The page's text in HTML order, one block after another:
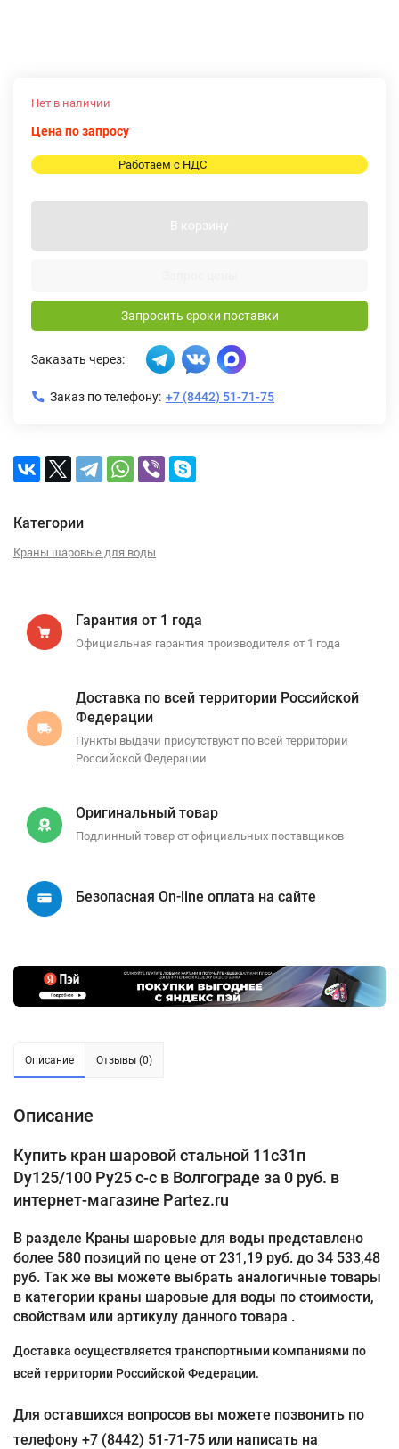
Нет в наличии
Цена по запросу
Работаем с НДС
В корзину
Запросить сроки поставки
Заказать через:
Заказ по телефону: +7 (8442) 51-71-75
Категории
Краны шаровые для воды
Гарантия от 1 года
Официальная гарантия производителя от 1 года
Доставка по всей территории Российской
Федерации
Пункты выдачи присутствуют по всей территории
Российской Федерации
Оригинальный товар
Подлинный товар от официальных поставщиков
Безопасная On-line оплата на сайте
Описание Отзывы (0)
Описание
Купить кран шаровой стальной 11с31п
Dу125/100 Pу25 с-с в Волгограде за 0 руб. в
интернет-магазине Partez.ru
В разделе Краны шаровые для воды представлено
более 580 позиций по цене от 231,19 руб. до 34 533,48
руб. Так же вы можете выбрать аналогичные товары
в категории краны шаровые для воды по стоимости,
свойствам или артикулу данного товара .
Доставка осуществляется транспортными компаниями по
всей территории Российской Федерации.
Для оставшихся вопросов вы можете позвонить по
телефону +7 (8442) 51-71-75 или написать на